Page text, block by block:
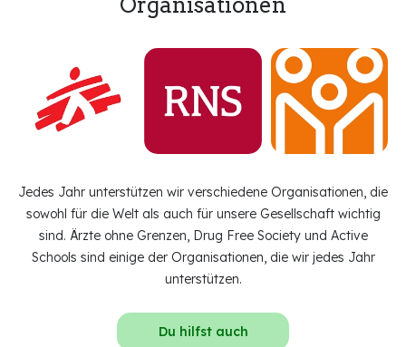
Organisationen
Jedes Jahr unterstützen wir verschiedene Organisationen, die
sowohl für die Welt als auch für unsere Gesellschaft wichtig
sind. Ärzte ohne Grenzen, Drug Free Society und Active
Schools sind einige der Organisationen, die wir jedes Jahr
unterstützen.
Du hilfst auch